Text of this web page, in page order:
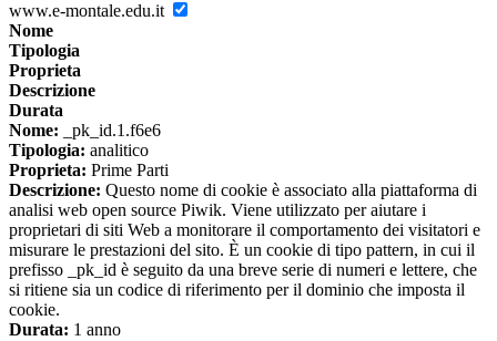
www.e-montale.edu.it
Nome
Tipologia
Proprieta
Descrizione
Durata
Nome: _pk_id.1.f6e6
Tipologia: analitico
Proprieta: Prime Parti
Descrizione: Questo nome di cookie è associato alla piattaforma di
analisi web open source Piwik. Viene utilizzato per aiutare i
proprietari di siti Web a monitorare il comportamento dei visitatori e
misurare le prestazioni del sito. È un cookie di tipo pattern, in cui il
prefisso _pk_id è seguito da una breve serie di numeri e lettere, che
si ritiene sia un codice di riferimento per il dominio che imposta il
cookie.
Durata: 1 anno